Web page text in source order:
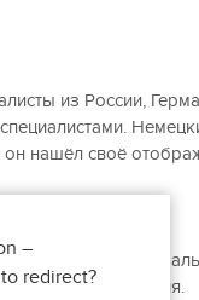
из России,
он нашёл своё
стараются
решения.
–
redirect?